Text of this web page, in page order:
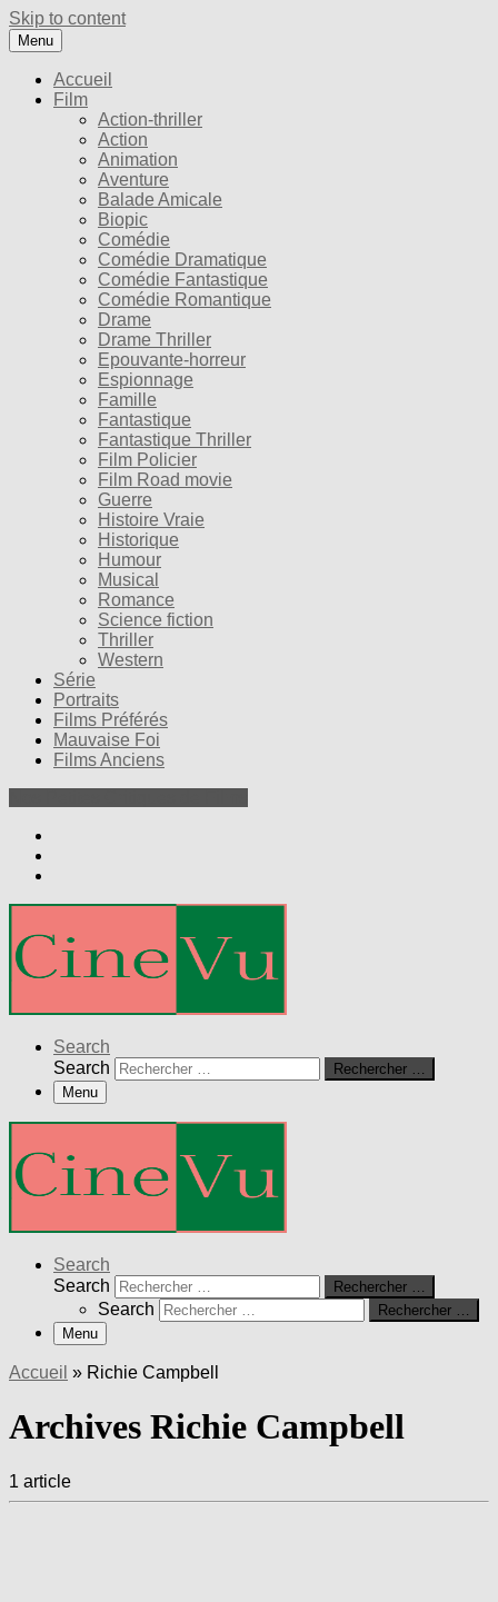
Skip to content
Menu
Accueil
Film
Action-thriller
Action
Animation
Aventure
Balade Amicale
Biopic
Comédie
Comédie Dramatique
Comédie Fantastique
Comédie Romantique
Drame
Drame Thriller
Epouvante-horreur
Espionnage
Famille
Fantastique
Fantastique Thriller
Film Policier
Film Road movie
Guerre
Histoire Vraie
Historique
Humour
Musical
Romance
Science fiction
Thriller
Western
Série
Portraits
Films Préférés
Mauvaise Foi
Films Anciens
Search
Search
Rechercher …
Menu
Search
Search
Rechercher …
Search
Rechercher …
Menu
Accueil » Richie Campbell
Archives Richie Campbell
1 article